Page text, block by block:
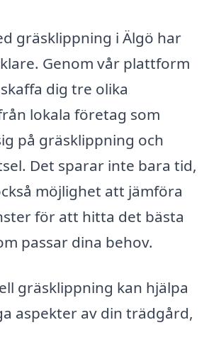
gräsklippning i Älgö har
Genom vår plattform
dig tre olika
lokala företag som
på gräsklippning och
Det sparar inte bara tid,
möjlighet att jämföra
för att hitta det bästa
passar dina behov.
gräsklippning kan hjälpa
aspekter av din trädgård,